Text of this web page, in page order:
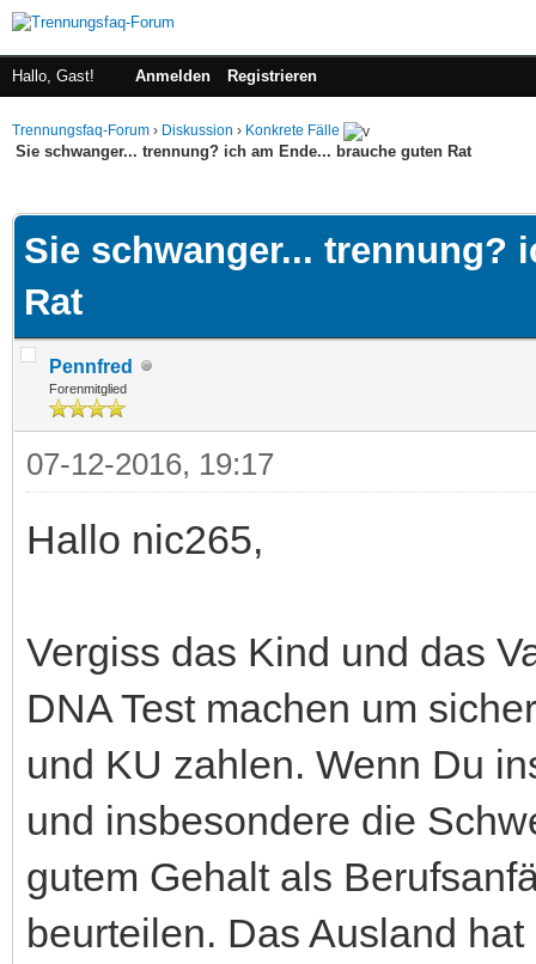
Hallo, Gast! Anmelden Registrieren
Trennungsfaq-Forum › Diskussion › Konkrete Fälle
Sie schwanger... trennung? ich am Ende... brauche guten Rat
Sie schwanger... trennung?
Rat
Pennfred
Forenmitglied
07-12-2016, 19:17
Hallo nic265,
Vergiss das Kind und das
DNA Test machen um
und KU zahlen. Wenn Du
und insbesondere die
gutem Gehalt als
beurteilen. Das Ausland